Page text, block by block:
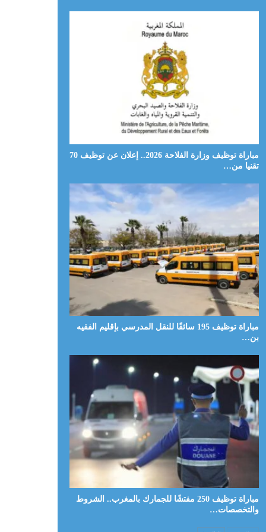
مباراة توظيف وزارة الفلاحة 2026.. إعلان عن توظيف 70
تقنيا من…
مباراة توظيف 195 سائقًا للنقل المدرسي بإقليم الفقيه
بن…
مباراة توظيف 250 مفتشًا للجمارك بالمغرب.. الشروط
والتخصصات…